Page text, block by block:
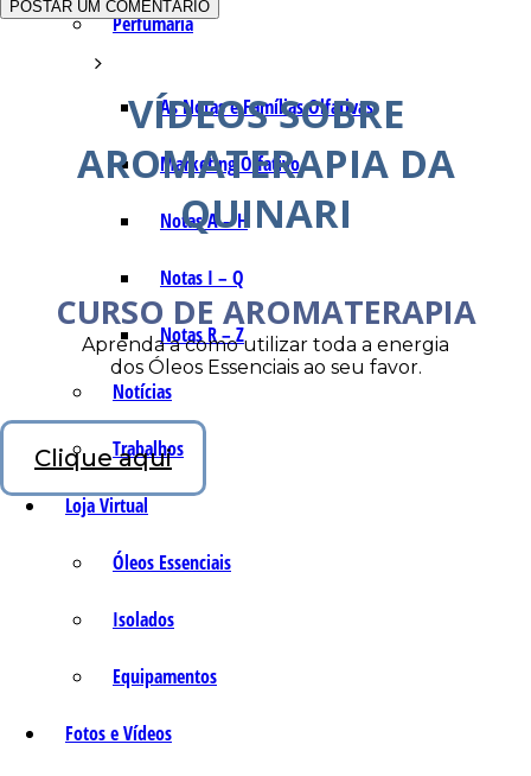
Perfumaria
As Notas e Famílias Olfativas
Marketing Olfativo
Notas A – H
Notas I – Q
Notas R – Z
Notícias
Trabalhos
Loja Virtual
Óleos Essenciais
Isolados
Equipamentos
Fotos e Vídeos
VÍDEOS SOBRE
AROMATERAPIA DA
QUINARI
CURSO DE AROMATERAPIA
Aprenda a como utilizar toda a energia
dos Óleos Essenciais ao seu favor.
Clique aqui